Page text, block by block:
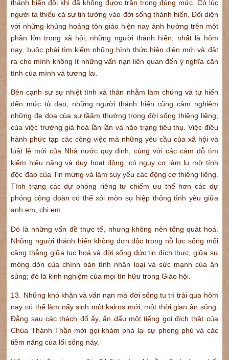
thánh hiến đôi khi đã không được trân trọng đúng mức. Có lúc
người ta thiếu cả sự tin tưởng vào đời sống thánh hiến. Đối diện
với những khủng hoảng tôn giáo hiện nay ảnh hưởng trên một
phần lớn trong xã hội, những người thánh hiến, nhất là hôm
nay, buộc phải tìm kiếm những hình thức hiện diện mới và đặt
ra cho mình không ít những vấn nạn liên quan đến ý nghĩa căn
tính của mình và tương lai.
Bên cạnh sự sự nhiệt tình xả thân nhằm làm chứng và tự hiến
đến mức tử đạo, những người thánh hiến cũng cảm nghiệm
những đe doạ của sự tầâm thường trong đời sống thiêng liêng,
của việc trưởng giả hoá lần lần và não trạng tiêu thụ. Việc điều
hành phức tạp các công việc mà những yêu cầu của xã hội và
luật lệ mới của Nhà nước quy định, cùng với các cám dỗ tìm
kiếm hiệu năng và duy hoạt động, có nguy cơ làm lu mờ tính
độc đáo của Tin mừng và làm suy yếu các động cơ thiêng liêng.
Tình trạng các dự phóng riêng tư chiếm ưu thế hơn các dự
phóng cộng đoàn có thể xói mòn sự hiệp thông tình yêu giữa
anh em, chị em.
Đó là những vấn đề thực tế, nhưng không nên tổng quát hoá.
Những người thánh hiến không đơn độc trong nỗ lực sống mối
căng thẳng giữa tục hoá và đời sống đức tin đích thực, giữa sự
mỏng dòn của chính bản tính nhân loại và sức mạnh của ân
sủng; đó là kinh nghiệm của mọi tín hữu trong Giáo hội.
13. Những khó khăn và vấn nạn mà đời sống tu trì trải qua hôm
nay có thể làm nẩy sinh một kairos mới, một thời gian ân sủng.
Đằng sau các thách đố ấy, ẩn dấu một tiếng gọi đích thật của
Chúa Thánh Thần mời gọi khám phá lại sự phong phú và các
tiềm năng của lối sống này.